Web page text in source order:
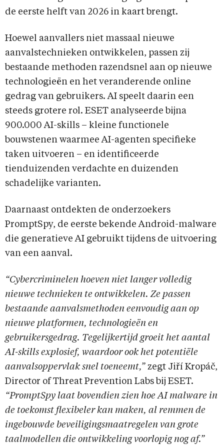
de eerste helft van 2026 in kaart brengt.
Hoewel aanvallers niet massaal nieuwe
aanvalstechnieken ontwikkelen, passen zij
bestaande methoden razendsnel aan op nieuwe
technologieën en het veranderende online
gedrag van gebruikers. AI speelt daarin een
steeds grotere rol. ESET analyseerde bijna
900.000 AI-skills – kleine functionele
bouwstenen waarmee AI-agenten specifieke
taken uitvoeren – en identificeerde
tienduizenden verdachte en duizenden
schadelijke varianten.
Daarnaast ontdekten de onderzoekers
PromptSpy, de eerste bekende Android-malware
die generatieve AI gebruikt tijdens de uitvoering
van een aanval.
“Cybercriminelen hoeven niet langer volledig
nieuwe technieken te ontwikkelen. Ze passen
bestaande aanvalsmethoden eenvoudig aan op
nieuwe platformen, technologieën en
gebruikersgedrag. Tegelijkertijd groeit het aantal
AI-skills explosief, waardoor ook het potentiële
aanvalsoppervlak snel toeneemt,” zegt Jiří Kropáč,
Director of Threat Prevention Labs bij ESET.
“PromptSpy laat bovendien zien hoe AI malware in
de toekomst flexibeler kan maken, al remmen de
ingebouwde beveiligingsmaatregelen van grote
taalmodellen die ontwikkeling voorlopig nog af.”